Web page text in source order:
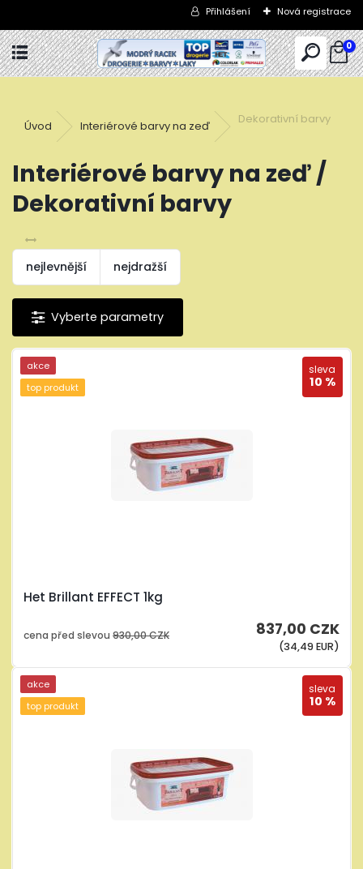
Přihlášení Nová registrace
0
Úvod Interiérové barvy na zeď
Dekorativní barvy
Interiérové barvy na zeď /
Dekorativní barvy
nejlevnější nejdražší
Het Brillant EFFECT 1kg
cena před slevou 930,00 CZK 837,00 CZK
(34,49 EUR)
akce
top produkt
sleva
10 %
akce
top produkt
sleva
10 %